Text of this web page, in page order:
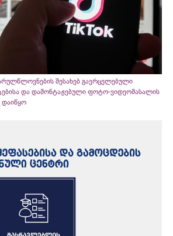
შესახებ გავრცელებული
და დამონტაჟებული ფოტო-ვიდეომასალის
დაიწყო